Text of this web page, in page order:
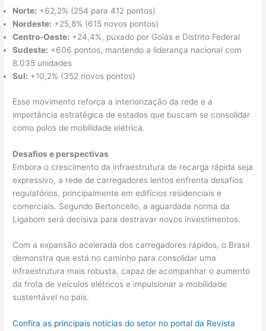
Norte: +62,2% (254 para 412 pontos)
Nordeste: +25,8% (615 novos pontos)
Centro-Oeste: +24,4%, puxado por Goiás e Distrito Federal
Sudeste: +606 pontos, mantendo a liderança nacional com
8.035 unidades
Sul: +10,2% (352 novos pontos)
Esse movimento reforça a interiorização da rede e a
importância estratégica de estados que buscam se consolidar
como polos de mobilidade elétrica.
Desafios e perspectivas
Embora o crescimento da infraestrutura de recarga rápida seja
expressivo, a rede de carregadores lentos enfrenta desafios
regulatórios, principalmente em edifícios residenciais e
comerciais. Segundo Bertoncello, a aguardada norma da
Ligabom será decisiva para destravar novos investimentos.
Com a expansão acelerada dos carregadores rápidos, o Brasil
demonstra que está no caminho para consolidar uma
infraestrutura mais robusta, capaz de acompanhar o aumento
da frota de veículos elétricos e impulsionar a mobilidade
sustentável no país.
Confira as principais notícias do setor no portal da Revista